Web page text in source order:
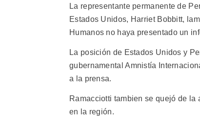
La representante permanente de
Estados Unidos, Harriet Bobbitt,
Humanos no haya presentado un
La posición de Estados Unidos y
gubernamental Amnistía
a la prensa.
Ramacciotti tambien se quejó de
en la región.